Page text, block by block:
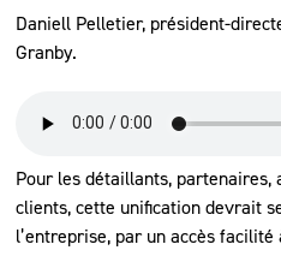
Daniell Pelletier, président-
Granby.
Pour les détaillants, partenaires,
clients, cette unification devrait
l’entreprise, par un accès facilité